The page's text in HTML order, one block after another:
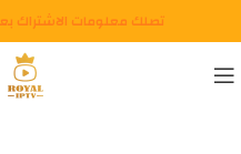
تصلك معلومات الاشتراك